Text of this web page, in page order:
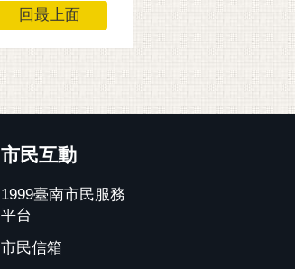
回最上面
市民互動
1999臺南市民服務
平台
市民信箱